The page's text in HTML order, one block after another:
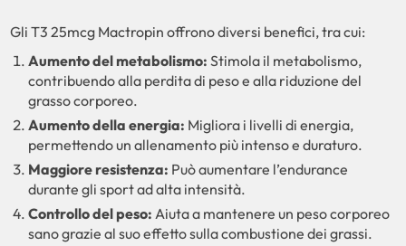
Gli T3 25mcg Mactropin offrono diversi benefici, tra cui:
Aumento del metabolismo: Stimola il metabolismo,
contribuendo alla perdita di peso e alla riduzione del
grasso corporeo.
Aumento della energia: Migliora i livelli di energia,
permettendo un allenamento più intenso e duraturo.
Maggiore resistenza: Può aumentare l’endurance
durante gli sport ad alta intensità.
Controllo del peso: Aiuta a mantenere un peso corporeo
sano grazie al suo effetto sulla combustione dei grassi.